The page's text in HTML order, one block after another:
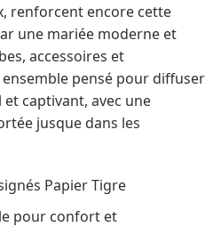
renforcent encore cette
une mariée moderne et
accessoires et
pensé pour diffuser
captivant, avec une
jusque dans les
Papier Tigre
pour confort et